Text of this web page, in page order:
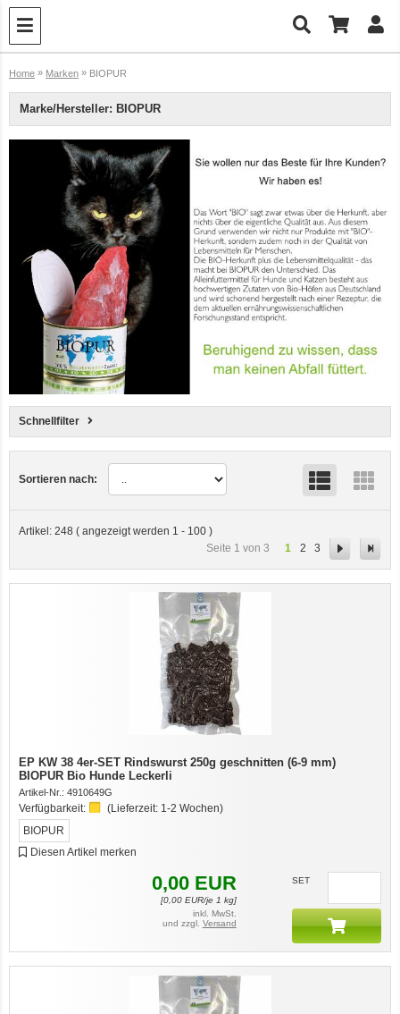
Home » Marken » BIOPUR
Marke/Hersteller: BIOPUR
Schnellfilter
Sortieren nach:
Artikel: 248 ( angezeigt werden 1 - 100)
Seite 1 von 3
1 2 3
EP KW 38 4er-SET Rindswurst 250g geschnitten (6-9 mm)
BIOPUR Bio Hunde Leckerli
Artikel-Nr.: 4910649G
Verfügbarkeit: (Lieferzeit: 1-2 Wochen)
BIOPUR
Diesen Artikel merken
0,00 EUR
[0,00EUR/je 1 kg]
inkl. MwSt.
und zzgl. Versand
SET